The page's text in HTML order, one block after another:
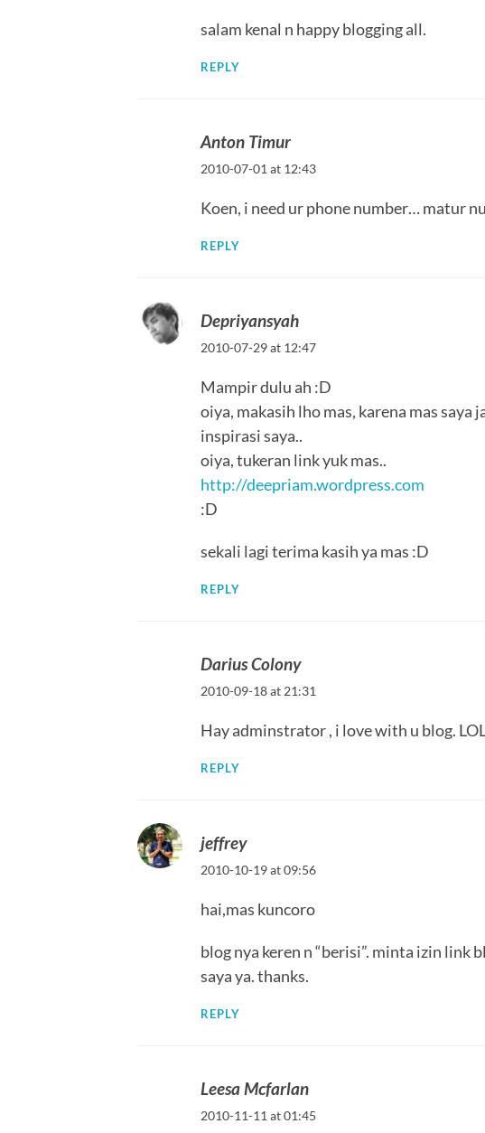
salam kenal n happy blogging all.
REPLY
Anton Timur
2010-07-01 at 12:43
Koen, i need ur phone number… matur
REPLY
Depriyansyah
2010-07-29 at 12:47
Mampir dulu ah :D
oiya, makasih lho mas, karena mas saya
inspirasi saya..
oiya, tukeran link yuk mas..
http://deepriam.wordpress.com
:D
sekali lagi terima kasih ya mas :D
REPLY
Darius Colony
2010-09-18 at 21:31
Hay adminstrator , i love with u blog.
REPLY
jeffrey
2010-10-19 at 09:56
hai,mas kuncoro
blog nya keren n “berisi”. minta izin link
saya ya. thanks.
REPLY
Leesa Mcfarlan
2010-11-11 at 01:45